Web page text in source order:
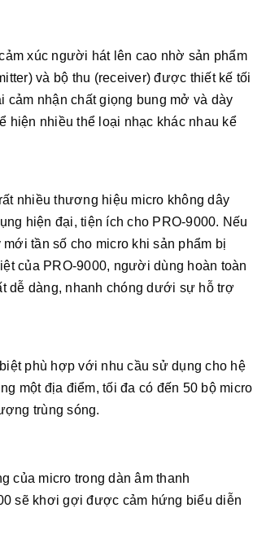
xúc người hát lên cao nhờ sản phẩm
và bộ thu (receiver) được thiết kế tối
cảm nhận chất giọng bung mở và dày
hiện nhiều thể loại nhạc khác nhau kể
nhiều thương hiệu micro không dây
hiện đại, tiện ích cho PRO-9000. Nếu
tần số cho micro khi sản phẩm bị
của PRO-9000, người dùng hoàn toàn
dễ dàng, nhanh chóng dưới sự hỗ trợ
phù hợp với nhu cầu sử dụng cho hệ
một địa điểm, tối đa có đến 50 bộ micro
trùng sóng.
của micro trong dàn âm thanh
sẽ khơi gợi được cảm hứng biểu diễn